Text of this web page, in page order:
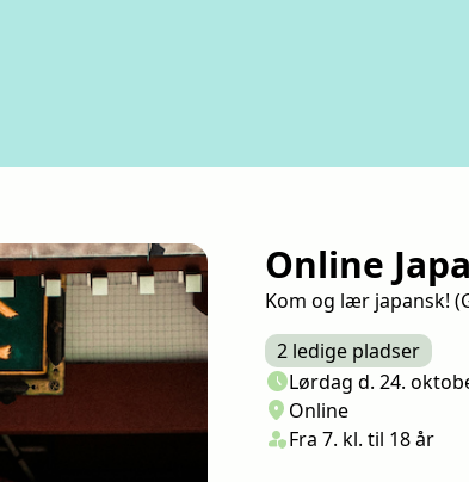
Online
Kom og lær japansk!
2 ledige pladser
Næste lektion
scheduleLørdag d. 24.
Sted/Adresse
location_on Online
Klasse/
person_shieldFra 7. kl. til 18 år